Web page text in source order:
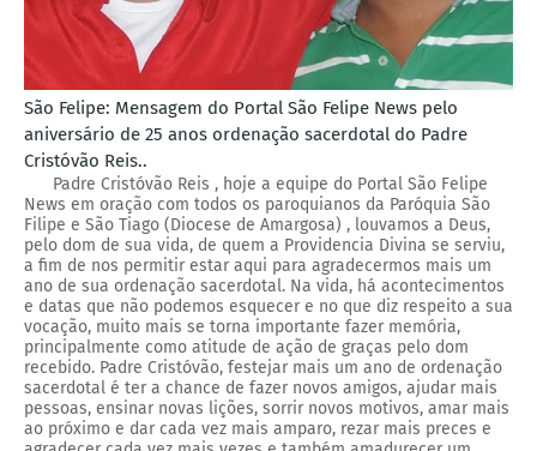
São Felipe: Mensagem do Portal São Felipe News pelo
aniversário de 25 anos ordenação sacerdotal do Padre
Cristóvão Reis..
Padre Cristóvão Reis , hoje a equipe do Portal São Felipe
News em oração com todos os paroquianos da Paróquia São
Filipe e São Tiago (Diocese de Amargosa) , louvamos a Deus,
pelo dom de sua vida, de quem a Providencia Divina se serviu,
a fim de nos permitir estar aqui para agradecermos mais um
ano de sua ordenação sacerdotal. Na vida, há acontecimentos
e datas que não podemos esquecer e no que diz respeito a sua
vocação, muito mais se torna importante fazer memória,
principalmente como atitude de ação de graças pelo dom
recebido. Padre Cristóvão, festejar mais um ano de ordenação
sacerdotal é ter a chance de fazer novos amigos, ajudar mais
pessoas, ensinar novas lições, sorrir novos motivos, amar mais
ao próximo e dar cada vez mais amparo, rezar mais preces e